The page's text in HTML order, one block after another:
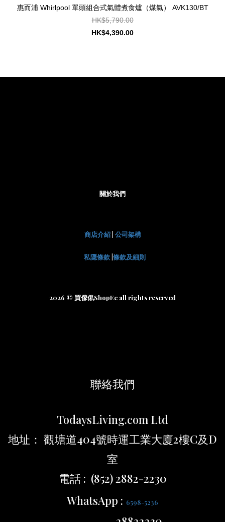
惠而浦 Whirlpool 單頭組合式氣體煮食爐（煤氣） AVK130/BT
HK$5,790.00
HK$4,390.00
關於我們
商店介紹| 公司架構
私隱條款 條款及細則
2026 © 買傢俬ShopEc all rights reserved
聯絡我們
TodaysLiving.com Ltd
地址： 觀塘道404號時運工業大廈2樓C及D
室
電話 : (852) 2882-2230
WhatsApp : 6598-5236